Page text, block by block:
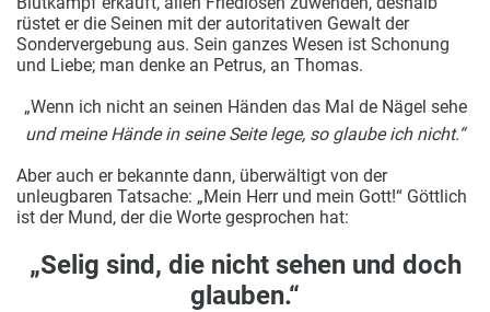
rüstet er die Seinen mit der autoritativen Gewalt der
Sondervergebung aus. Sein ganzes Wesen ist Schonung
und Liebe; man denke an Petrus, an Thomas.
„Wenn ich nicht an seinen Händen das Mal de Nägel sehe
und meine Hände in seine Seite lege, so glaube ich nicht.“
Aber auch er bekannte dann, überwältigt von der
unleugbaren Tatsache: „Mein Herr und mein Gott!“ Göttlich
ist der Mund, der die Worte gesprochen hat:
„Selig sind, die nicht sehen und doch
glauben.“